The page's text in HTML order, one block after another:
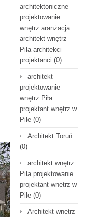
architektoniczne
projektowanie
wnętrz aranżacja
architekt wnętrz
Piła architekci
projektanci (0)
architekt
projektowanie
wnętrz Piła
projektant wnętrz w
Pile (0)
Architekt Toruń
(0)
architekt wnętrz
Piła projektowanie
projektant wnętrz w
Pile (0)
Architekt wnętrz